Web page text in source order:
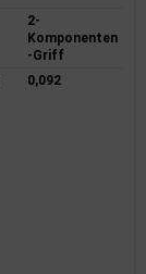
2-
Komponenten
-Griff
0,092